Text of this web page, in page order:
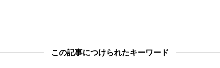
この記事につけられたキーワード